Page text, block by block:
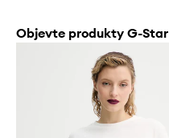
Objevte produkty G-Star